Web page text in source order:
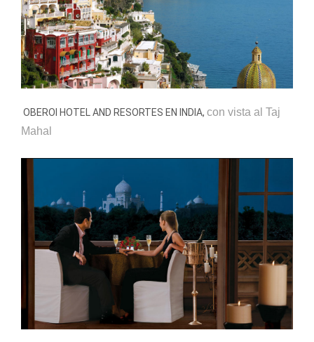
OBEROI HOTEL AND RESORTES EN INDIA, con vista al Taj
Mahal